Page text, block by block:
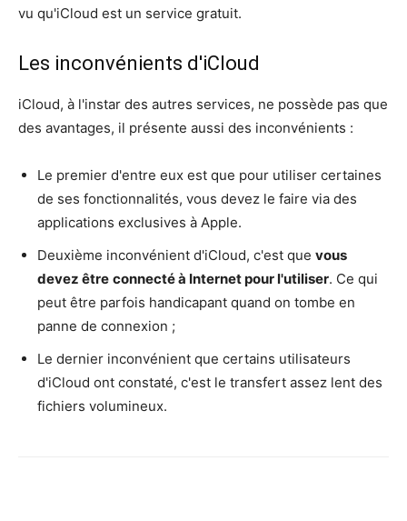
vu qu'iCloud est un service gratuit.
Les inconvénients d'iCloud
iCloud, à l'instar des autres services, ne possède pas que
des avantages, il présente aussi des inconvénients :
Le premier d'entre eux est que pour utiliser certaines
de ses fonctionnalités, vous devez le faire via des
applications exclusives à Apple.
Deuxième inconvénient d'iCloud, c'est que vous
devez être connecté à Internet pour l'utiliser. Ce qui
peut être parfois handicapant quand on tombe en
panne de connexion ;
Le dernier inconvénient que certains utilisateurs
d'iCloud ont constaté, c'est le transfert assez lent des
fichiers volumineux.